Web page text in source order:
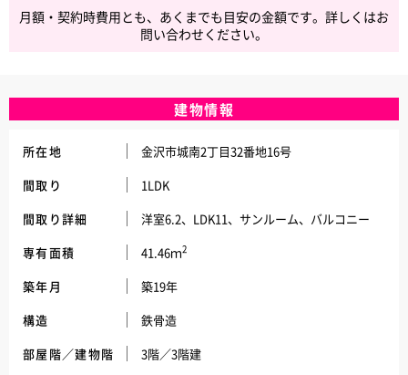
月額・契約時費用とも、あくまでも目安の金額です。詳しくはお
問い合わせください。
建物情報
所在地
金沢市城南2丁目32番地16号
間取り
1LDK
間取り詳細
洋室6.2、LDK11、サンルーム、バルコニー
専有面積
41.46ｍ2
築年月
築19年
構造
鉄骨造
部屋階／建物階
3階／3階建